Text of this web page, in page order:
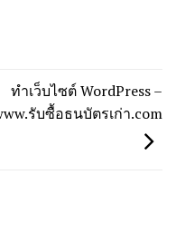
ทำเว็บไซต์ WordPress –
รับซื้อธนบัตรเก่า.com